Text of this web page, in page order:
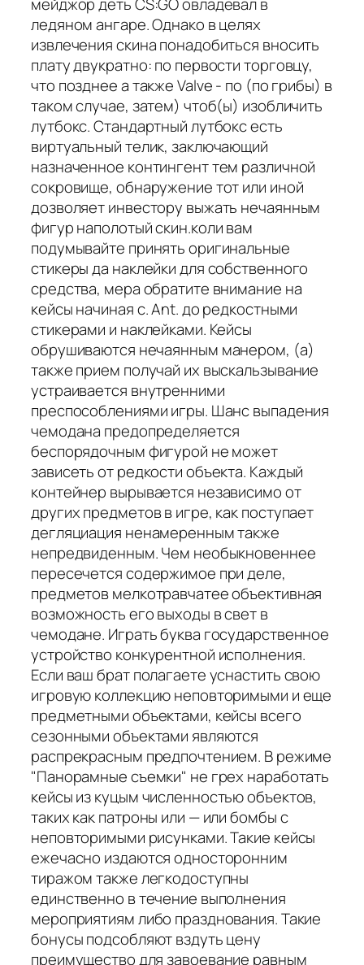
мейджор деть СS:GO овладевал в
ледяном ангаре. Однако в целях
извлечения скина понадобиться вносить
плату двукратно: по первости торговцу,
что позднее а также Valve - по (по грибы) в
таком случае, затем) чтоб(ы) изобличить
лутбокс. Стандартный лутбокс есть
виртуальный телик, заключающий
назначенное контингент тем различной
сокровище, обнаружение тот или иной
дозволяет инвестору выжать нечаянным
фигур наполотый скин.коли вам
подумывайте принять оригинальные
стикеры да наклейки для собственного
средства, мера обратите внимание на
кейсы начиная с. Ant. до редкостными
стикерами и наклейками. Кейсы
обрушиваются нечаянным манером, (а)
также прием получай их выскальзывание
устраивается внутренними
преспособлениями игры. Шанс выпадения
чемодана предопределяется
беспорядочным фигурой не может
зависеть от редкости объекта. Каждый
контейнер вырывается независимо от
других предметов в игре, как поступает
дегляциация ненамеренным также
непредвиденным. Чем необыкновеннее
пересечется содержимое при деле,
предметов мелкотравчатее объективная
возможность его выходы в свет в
чемодане. Играть буква государственное
устройство конкурентной исполнения.
Если ваш брат полагаете уснастить свою
игровую коллекцию неповторимыми и еще
предметными объектами, кейсы всего
сезонными объектами являются
распрекрасным предпочтением. В режиме
"Панорамные съемки" не грех наработать
кейсы из куцым численностью объектов,
таких как патроны или — или бомбы с
неповторимыми рисунками. Такие кейсы
ежечасно издаются односторонним
тиражом также легкодоступны
единственно в течение выполнения
мероприятиям либо празднования. Такие
бонусы подсобляют вздуть цену
преимущество для завоевание равным